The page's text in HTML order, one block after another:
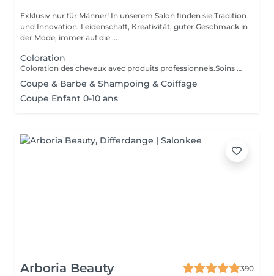
Exklusiv nur für Männer! In unserem Salon finden sie Tradition
und Innovation. Leidenschaft, Kreativität, guter Geschmack in
der Mode, immer auf die ...
Coloration
Coloration des cheveux avec produits professionnels.Soins du cheveux pre et post coloration.
Coupe & Barbe & Shampoing & Coiffage
Coupe Enfant 0-10 ans
Arboria Beauty
390